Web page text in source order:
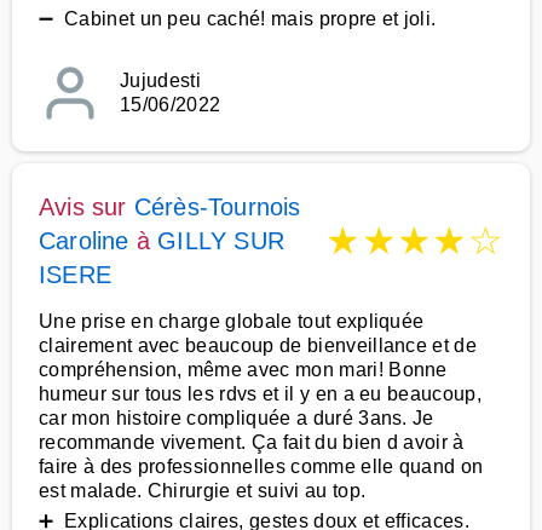
➖ Cabinet un peu caché! mais propre et joli.
Jujudesti
15/06/2022
Avis sur Cérès-Tournois
Caroline à GILLY SUR
ISERE
★★★★☆
Une prise en charge globale tout expliquée
clairement avec beaucoup de bienveillance et de
compréhension, même avec mon mari! Bonne
humeur sur tous les rdvs et il y en a eu beaucoup,
car mon histoire compliquée a duré 3ans. Je
recommande vivement. Ça fait du bien d avoir à
faire à des professionnelles comme elle quand on
est malade. Chirurgie et suivi au top.
➕ Explications claires, gestes doux et efficaces.